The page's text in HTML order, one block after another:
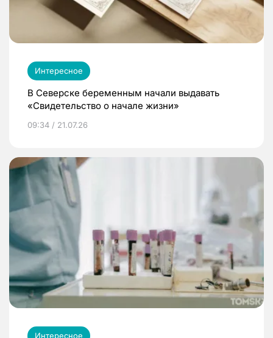
Интересное
В Северске беременным начали выдавать
«Свидетельство о начале жизни»
09:34 / 21.07.26
Интересное